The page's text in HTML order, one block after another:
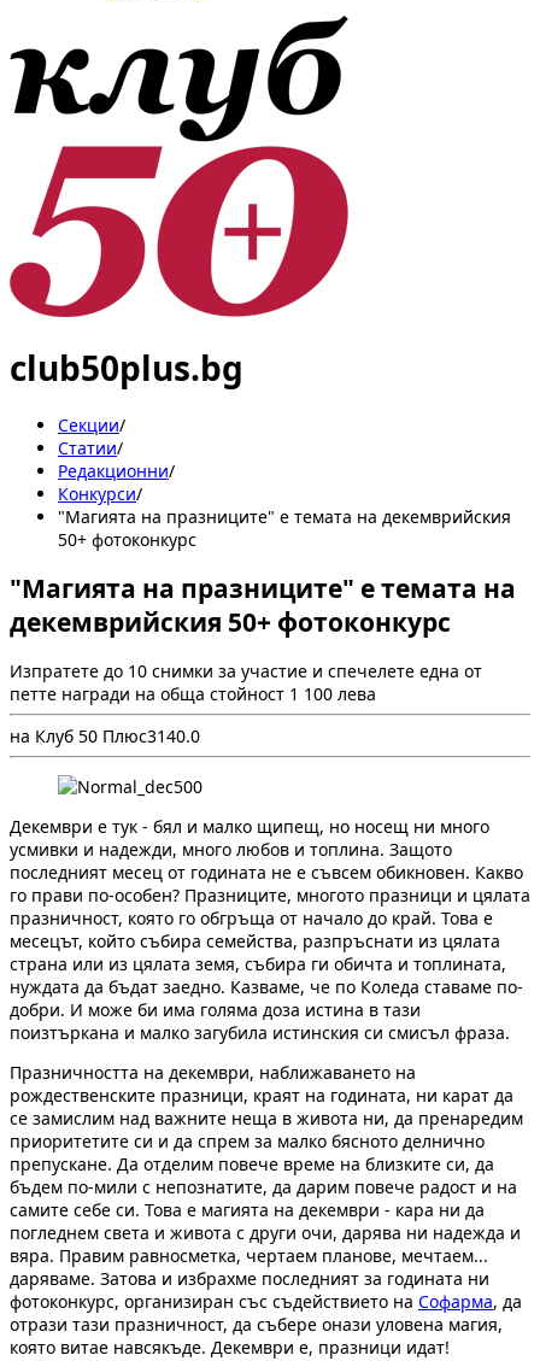
club50plus.bg
Секции/
Статии/
Редакционни/
Конкурси/
"Магията на празниците" е темата на декемврийския
50+ фотоконкурс
"Магията на празниците" е темата на
декемврийския 50+ фотоконкурс
Изпратете до 10 снимки за участие и спечелете една от
петте награди на обща стойност 1 100 лева
на Клуб 50 Плюс3140.0
Декември е тук - бял и малко щипещ, но носещ ни много
усмивки и надежди, много любов и топлина. Защото
последният месец от годината не е съвсем обикновен. Какво
го прави по-особен? Празниците, многото празници и цялата
празничност, която го обгръща от начало до край. Това е
месецът, който събира семейства, разпръснати из цялата
страна или из цялата земя, събира ги обичта и топлината,
нуждата да бъдат заедно. Казваме, че по Коледа ставаме по-
добри. И може би има голяма доза истина в тази
поизтъркана и малко загубила истинския си смисъл фраза.
Празничността на декември, наближаването на
рождественските празници, краят на годината, ни карат да
се замислим над важните неща в живота ни, да пренаредим
приоритетите си и да спрем за малко бясното делнично
препускане. Да отделим повече време на близките си, да
бъдем по-мили с непознатите, да дарим повече радост и на
самите себе си. Това е магията на декември - кара ни да
погледнем света и живота с други очи, дарява ни надежда и
вяра. Правим равносметка, чертаем планове, мечтаем...
даряваме. Затова и избрахме последният за годината ни
фотоконкурс, организиран със съдействието на Софарма, да
отрази тази празничност, да събере онази уловена магия,
която витае навсякъде. Декември е, празници идат!